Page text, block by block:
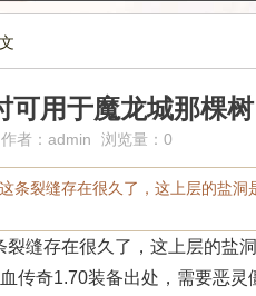
可用于魔龙城那棵树
作者： admin 浏览量：0
条裂缝存在很久了，这上层的盐洞
缝存在很久了，这上层的盐
奇1.70装备出处，需要恶灵